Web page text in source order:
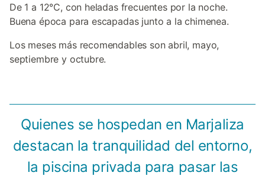
De 1 a 12°C, con heladas frecuentes por la noche.
Buena época para escapadas junto a la chimenea.
Los meses más recomendables son abril, mayo,
septiembre y octubre.
Quienes se hospedan en Marjaliza
destacan la tranquilidad del entorno,
la piscina privada para pasar las